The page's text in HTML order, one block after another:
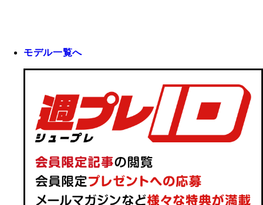
モデル一覧へ